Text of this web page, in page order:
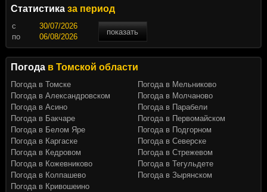
Статистика за период
c
показать
по
Погода в Томской области
Погода в Томске
Погода в Александровском
Погода в Асино
Погода в Бакчаре
Погода в Белом Яре
Погода в Каргаске
Погода в Кедровом
Погода в Кожевниково
Погода в Колпашево
Погода в Кривошеино
Погода в Мельниково
Погода в Молчаново
Погода в Парабели
Погода в Первомайском
Погода в Подгорном
Погода в Северске
Погода в Стрежевом
Погода в Тегульдете
Погода в Зырянском